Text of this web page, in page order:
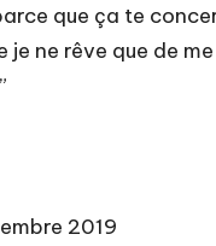
que ça te
je ne rêve que de
2019